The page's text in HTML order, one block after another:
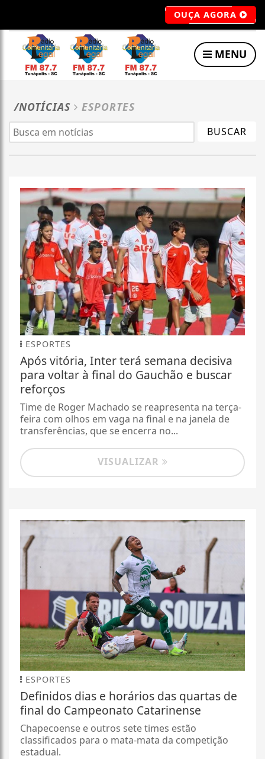
OUÇA AGORA
MENU
/NOTÍCIAS ESPORTES
BUSCAR
ESPORTES
Após vitória, Inter terá semana decisiva
para voltar à final do Gauchão e buscar
reforços
Time de Roger Machado se reapresenta na terça-
feira com olhos em vaga na final e na janela de
transferências, que se encerra no...
VISUALIZAR
ESPORTES
Definidos dias e horários das quartas de
final do Campeonato Catarinense
Chapecoense e outros sete times estão
classificados para o mata-mata da competição
estadual.